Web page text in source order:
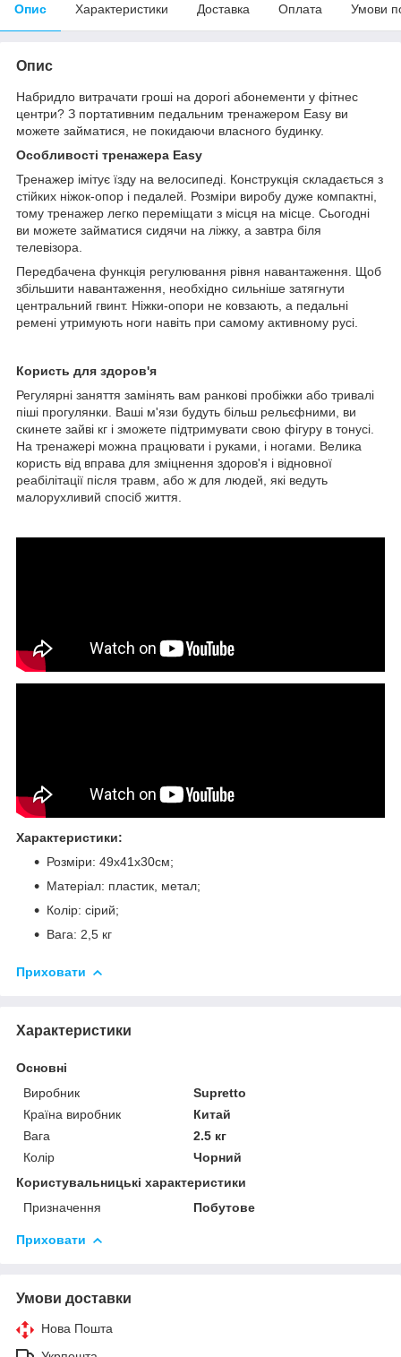
Опис Характеристики Доставка Оплата Умови
Опис
Набридло витрачати гроші на дорогі абонементи у фітнес
центри? З портативним педальним тренажером Easy ви
можете займатися, не покидаючи власного будинку.
Особливості тренажера Easy
Тренажер імітує їзду на велосипеді. Конструкція складається з
стійких ніжок-опор і педалей. Розміри виробу дуже компактні,
тому тренажер легко переміщати з місця на місце. Сьогодні
ви можете займатися сидячи на ліжку, а завтра біля
телевізора.
Передбачена функція регулювання рівня навантаження. Щоб
збільшити навантаження, необхідно сильніше затягнути
центральний гвинт. Ніжки-опори не ковзають, а педальні
ремені утримують ноги навіть при самому активному русі.
Користь для здоров'я
Регулярні заняття замінять вам ранкові пробіжки або тривалі
піші прогулянки. Ваші м'язи будуть більш рельєфними, ви
скинете зайві кг і зможете підтримувати свою фігуру в тонусі.
На тренажері можна працювати і руками, і ногами. Велика
користь від вправа для зміцнення здоров'я і відновної
реабілітації після травм, або ж для людей, які ведуть
малорухливий спосіб життя.
Характеристики:
Розміри: 49х41х30см;
Матеріал: пластик, метал;
Колір: сірий;
Вага: 2,5 кг
Приховати
Характеристики
Основні
Виробник
Supretto
Країна виробник
Китай
Вага
2.5 кг
Колір
Чорний
Користувальницькі характеристики
Призначення
Побутове
Приховати
Умови доставки
Нова Пошта